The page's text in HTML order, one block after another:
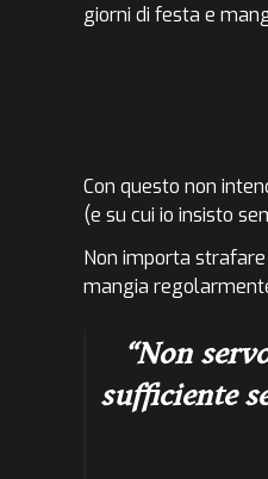
giorni di festa e
Con questo non
(e su cui io insisto
Non importa
mangia
Non
sufficiente